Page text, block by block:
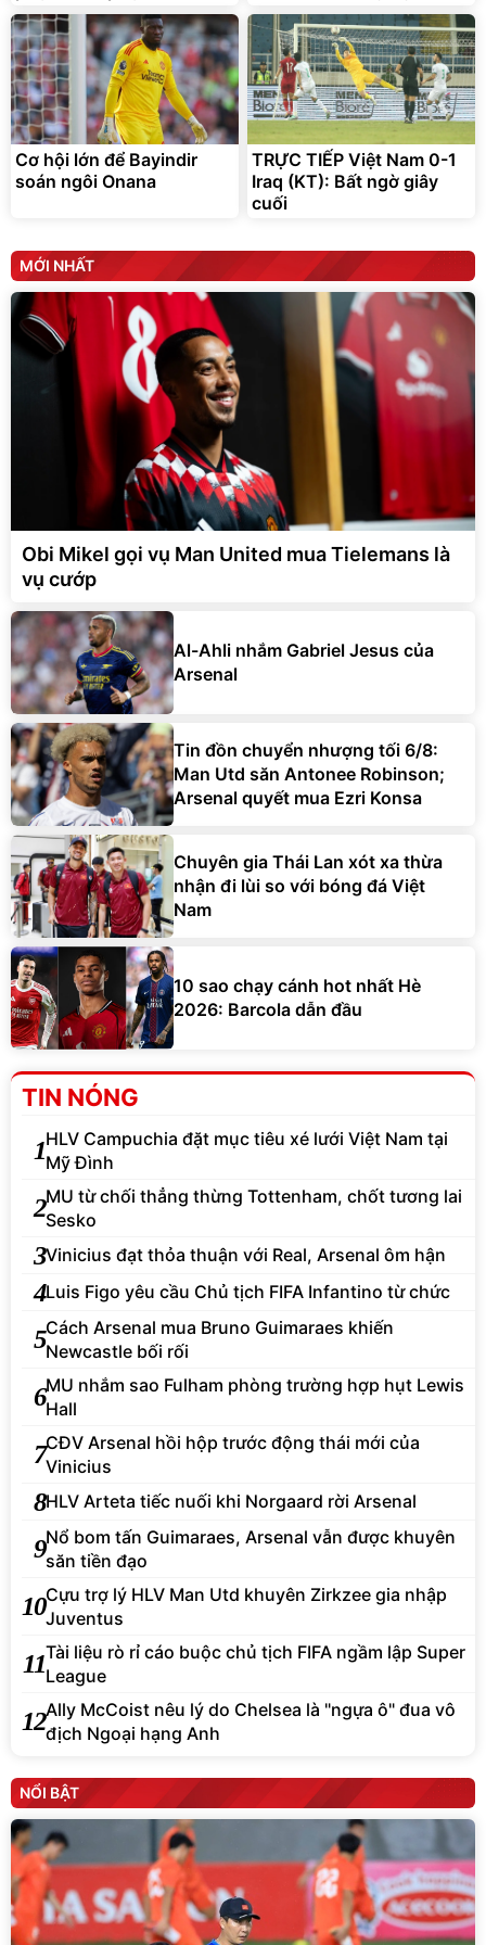
Cơ hội lớn để Bayindir
soán ngôi Onana
TRỰC TIẾP Việt Nam 0-1
Iraq (KT): Bất ngờ giây
cuối
MỚI NHẤT
Obi Mikel gọi vụ Man United mua Tielemans là
vụ cướp
Al-Ahli nhắm Gabriel Jesus của
Arsenal
Tin đồn chuyển nhượng tối 6/8:
Man Utd săn Antonee Robinson;
Arsenal quyết mua Ezri Konsa
Chuyên gia Thái Lan xót xa thừa
nhận đi lùi so với bóng đá Việt
Nam
10 sao chạy cánh hot nhất Hè
2026: Barcola dẫn đầu
TIN NÓNG
1HLV Campuchia đặt mục tiêu xé lưới Việt Nam tại
Mỹ Đình
2MU từ chối thẳng thừng Tottenham, chốt tương lai
Sesko
3Vinicius đạt thỏa thuận với Real, Arsenal ôm hận
4Luis Figo yêu cầu Chủ tịch FIFA Infantino từ chức
5Cách Arsenal mua Bruno Guimaraes khiến
Newcastle bối rối
6MU nhắm sao Fulham phòng trường hợp hụt Lewis
Hall
7CĐV Arsenal hồi hộp trước động thái mới của
Vinicius
8HLV Arteta tiếc nuối khi Norgaard rời Arsenal
9Nổ bom tấn Guimaraes, Arsenal vẫn được khuyên
săn tiền đạo
10Cựu trợ lý HLV Man Utd khuyên Zirkzee gia nhập
Juventus
11Tài liệu rò rỉ cáo buộc chủ tịch FIFA ngầm lập Super
League
12Ally McCoist nêu lý do Chelsea là "ngựa ô" đua vô
địch Ngoại hạng Anh
NỔI BẬT